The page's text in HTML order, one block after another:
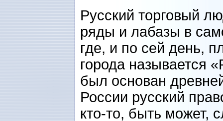
Русский торговый
ряды и лабазы в
где, и по сей день,
города называется
был основан
России русский
кто-то, быть может,